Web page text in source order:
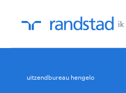
ik
uitzendbureau hengelo